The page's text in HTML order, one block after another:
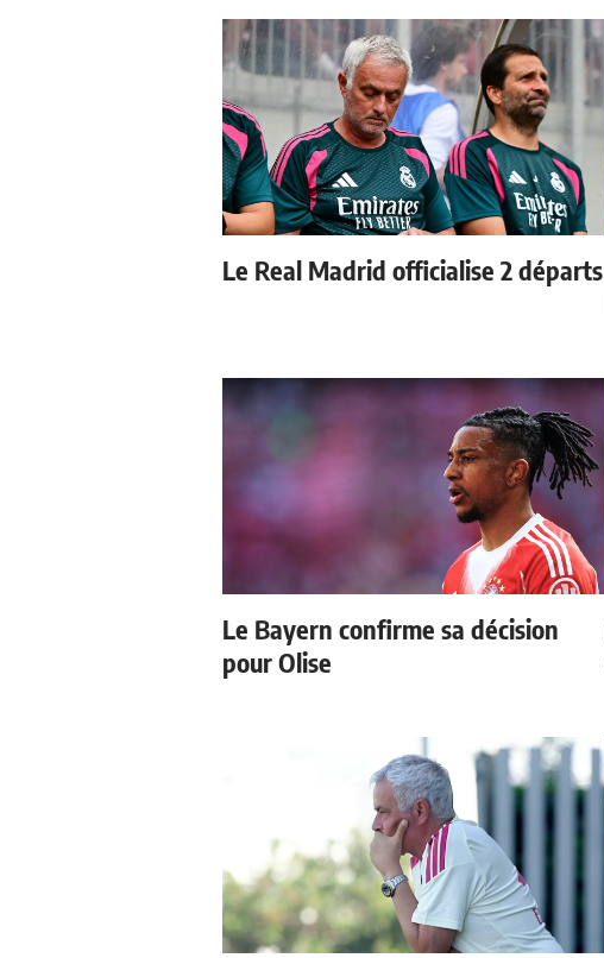
Le Real Madrid officialise 2 départs
Le Bayern confirme sa décision
pour Olise